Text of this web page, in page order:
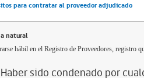
para contratar al proveedor adjudicado
natural
hábil en el Registro de Proveedores, registro
Haber sido condenado por